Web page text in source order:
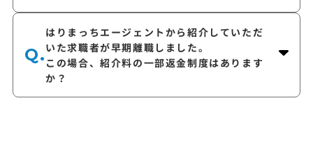
Q.
はりまっちエージェントから紹介していただ
いた求職者が早期離職しました。
この場合、紹介料の一部返金制度はあります
か？